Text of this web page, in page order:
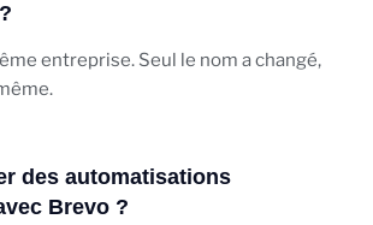
entreprise. Seul le nom a changé,
des automatisations
Brevo ?